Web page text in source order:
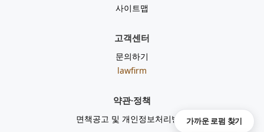
사이트맵
고객센터
문의하기
lawfirm
약관·정책
면책공고 및 개인정보처리방침가까운 로펌 찾기